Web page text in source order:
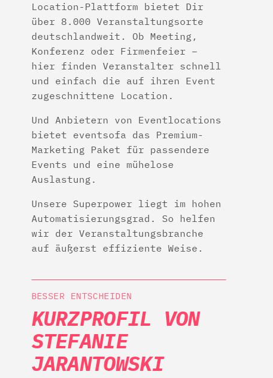
Location-Plattform bietet Dir
über 8.000 Veranstaltungsorte
deutschlandweit. Ob Meeting,
Konferenz oder Firmenfeier –
hier finden Veranstalter schnell
und einfach die auf ihren Event
zugeschnittene Location.
Und Anbietern von Eventlocations
bietet eventsofa das Premium-
Marketing Paket für passendere
Events und eine mühelose
Auslastung.
Unsere Superpower liegt im hohen
Automatisierungsgrad. So helfen
wir der Veranstaltungsbranche
auf äußerst effiziente Weise.
BESSER ENTSCHEIDEN
KURZPROFIL VON
STEFANIE
JARANTOWSKI